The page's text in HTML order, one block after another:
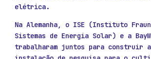
elétrica.
Na Alemanha, o ISE (Instituto
Sistemas de Energia Solar) e a
trabalharam juntos para construir